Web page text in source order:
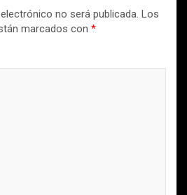
no será publicada. Los
marcados con *